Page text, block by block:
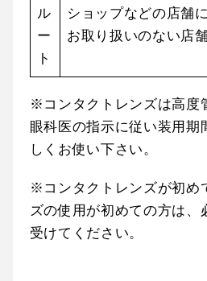
ル
ー
ト
ショップなどの店舗
お取り扱いのない店
※コンタクトレンズは高度
眼科医の指示に従い装用期
しくお使い下さい。
※コンタクトレンズが初め
ズの使用が初めての方は、
受けてください。